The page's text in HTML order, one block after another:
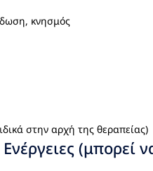
κνησμός
στην αρχή της θεραπείας)